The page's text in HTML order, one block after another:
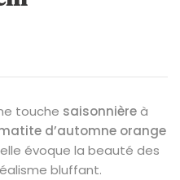
touche saisonnièreà
d’automne orange
évoque la beauté des
bluffant.